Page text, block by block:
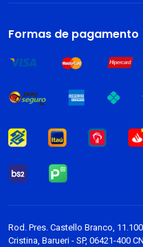
Formas de pagamento
Rod. Pres. Castello Branco,
Cristina, Barueri - SP, 06421-400